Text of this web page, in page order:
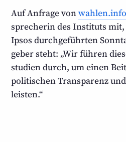
Auf Anfrage vonwahlen.info
sprecherin des Instituts
Ipsos durch­geführten
geber steht: „Wir führen
studien durch, um einen
politischen Transparenz
leisten.“